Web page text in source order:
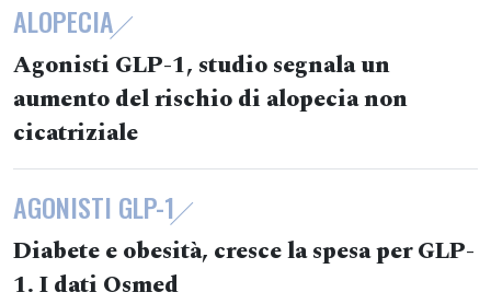
ALOPECIA
Agonisti GLP-1, studio segnala un
aumento del rischio di alopecia non
cicatriziale
AGONISTI GLP-1
Diabete e obesità, cresce la spesa per GLP-
1. I dati Osmed